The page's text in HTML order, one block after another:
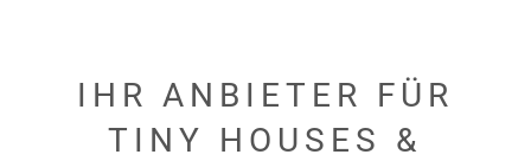
IHR ANBIETER FÜR
TINY HOUSES &